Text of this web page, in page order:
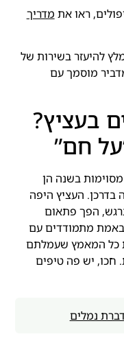
ראו את מדריך
להיעזר בשירות של
מוסמך עם
בעציץ?
חם”
בשנה הן
בדרכן. העציץ היפה
הפך פתאום
באמת מתמודדים עם
כל המאמץ שעמלתם
חכו, יש פה טיפים
נמלים